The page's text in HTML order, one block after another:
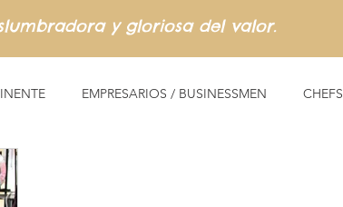
y gloriosa del valor.
EMPRESARIOS / BUSINESSMEN CHEFS